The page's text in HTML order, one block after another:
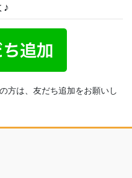
♪
方は、友だち追加をお願いし